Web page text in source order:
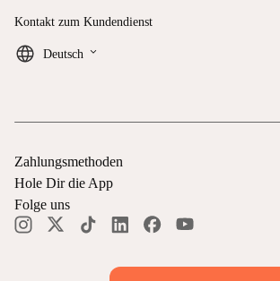
Kontakt zum Kundendienst
Deutsch keyboard_arrow_down
Zahlungsmethoden
Hole Dir die App
Folge uns